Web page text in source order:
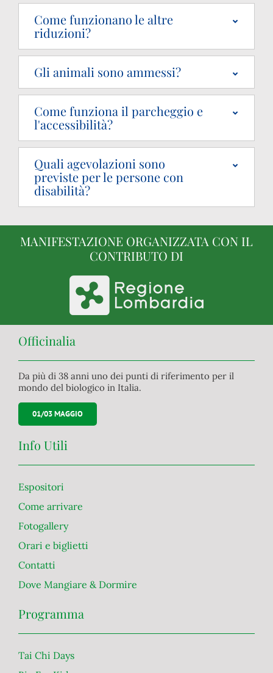
Come funzionano le altre
riduzioni?
Gli animali sono ammessi?
Come funziona il parcheggio e
l'accessibilità?
Quali agevolazioni sono
previste per le persone con
disabilità?
MANIFESTAZIONE ORGANIZZATA CON IL
CONTRIBUTO DI
Officinalia
Da più di 38 anni uno dei punti di riferimento per il
mondo del biologico in Italia.
01/03 MAGGIO
Info Utili
Espositori
Come arrivare
Fotogallery
Orari e biglietti
Contatti
Dove Mangiare & Dormire
Programma
Tai Chi Days